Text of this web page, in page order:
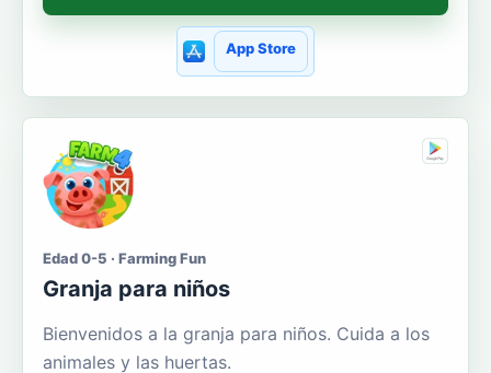
App Store
Edad 0-5 · Farming Fun
Granja para niños
Bienvenidos a la granja para niños. Cuida a los
animales y las huertas.